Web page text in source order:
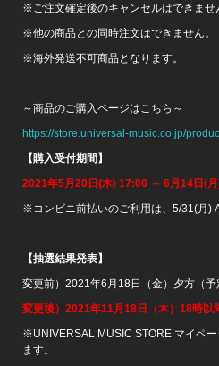
※ご注文確定後のキャンセルはできませ
※他の商品との同時注文はできません。
※海外発送不可商品となります。
～商品のご購入ページはこちら～
https://store.universal-music.co.jp/
【購入受付期間】
2021年5月20日(木) 17:00 ～ 6月14日(
※コンビニ前払いのご利用は、5/31(月)
【抽選結果発表】
変更前）2021年6月18日（金）夕方（予
変更後）2021年11月18日（木）18時以
※UNIVERSAL MUSIC STORE マイペ
ます。